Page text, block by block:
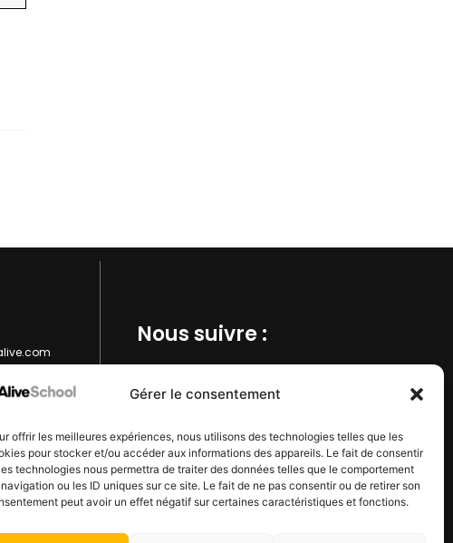
Gérer le consentement
offrir les meilleures expériences, nous utilisons des technologies telles que les
pour stocker et/ou accéder aux informations des appareils. Le fait de consentir
technologies nous permettra de traiter des données telles que le comportement
ou les ID uniques sur ce site. Le fait de ne pas consentir ou de retirer son
peut avoir un effet négatif sur certaines caractéristiques et fonctions.
Nous suivre :​
Inscrivez vous à notre
newsetter
s'inscrire